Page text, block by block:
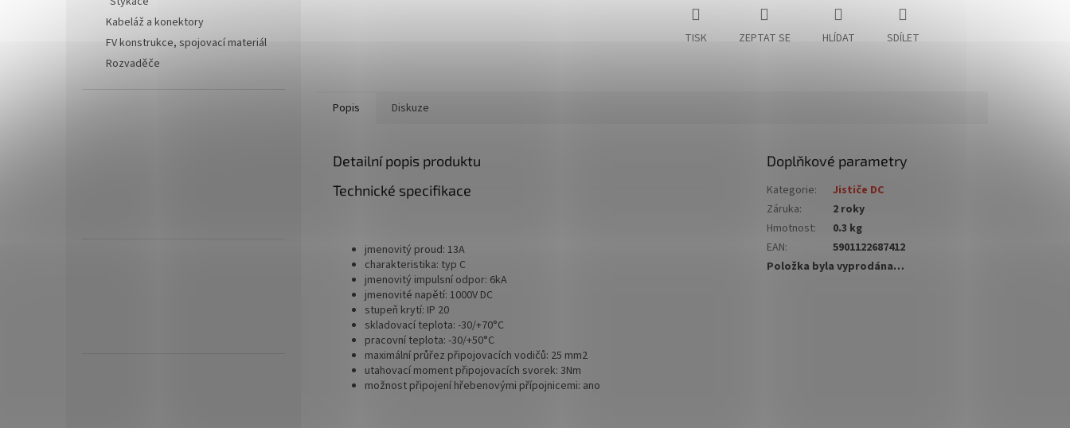
Kabeláž a konektory
FV konstrukce, spojovací materiál
Rozvaděče
TISK ZEPTAT SE HLÍDAT SDÍLET
Popis Diskuze
Detailní popis produktu
Technické specifikace
jmenovitý proud: 13A
charakteristika: typ C
jmenovitý impulsní odpor: 6kA
jmenovité napětí: 1000V DC
stupeň krytí: IP 20
skladovací teplota: -30/+70°C
pracovní teplota: -30/+50°C
maximální průřez připojovacích vodičů: 25 mm2
utahovací moment připojovacích svorek: 3Nm
možnost připojení hřebenovými přípojnicemi: ano
Doplňkové parametry
Kategorie:
Jističe DC
Záruka:
2 roky
Hmotnost:
0.3 kg
EAN:
5901122687412
Položka byla vyprodána…